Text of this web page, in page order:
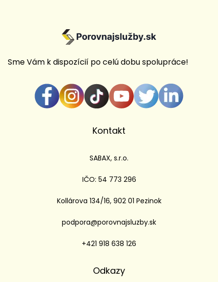
Sme Vám k dispozícií po celú dobu spolupráce!
Kontakt
SABAX, s.r.o.
IČO: 54 773 296
Kollárova 134/16, 902 01 Pezinok
podpora@porovnajsluzby.sk
+421 918 638 126
Odkazy